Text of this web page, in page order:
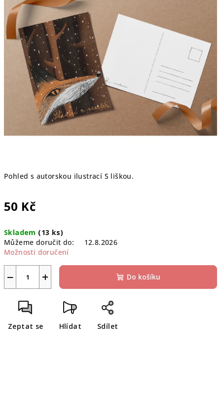
Pohled s autorskou ilustrací S liškou.
50 Kč
cena:
Skladem (13 ks)
Můžeme doručit do:
12.8.2026
Možnosti doručení
+
− Do košíku
Zeptat se Hlídat Sdílet
hvězdiček.